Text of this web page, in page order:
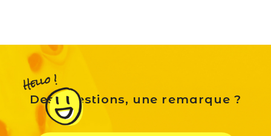
Des questions, une remarque ?